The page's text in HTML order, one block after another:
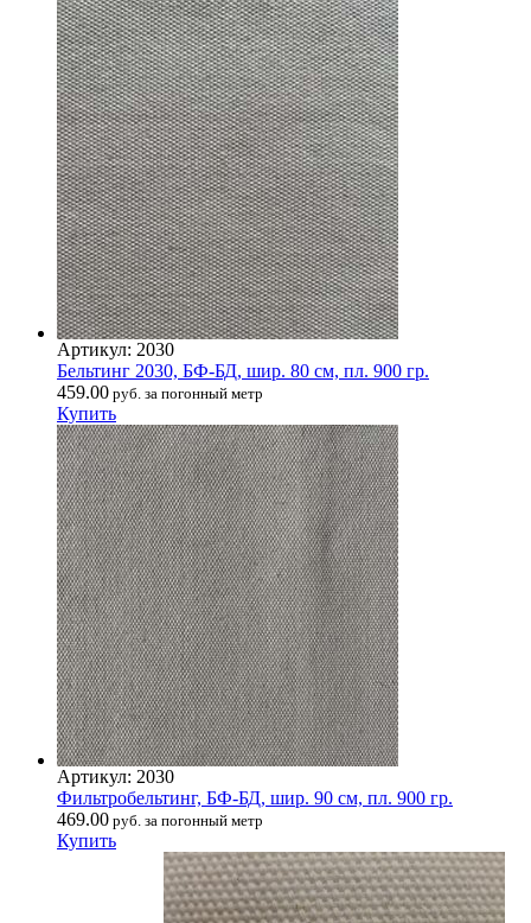
Артикул: 2030
Бельтинг 2030, БФ-БД, шир. 80 см, пл. 900 гр.
459.00 руб. за погонный метр
Купить
Артикул: 2030
Фильтробельтинг, БФ-БД, шир. 90 см, пл. 900 гр.
469.00 руб. за погонный метр
Купить